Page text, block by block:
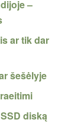
–
ar tik dar
šešėlyje
diską